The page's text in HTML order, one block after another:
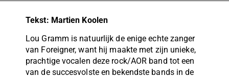
Tekst: Martien Koolen
Lou Gramm is natuurlijk de enige echte zanger
van Foreigner, want hij maakte met zijn unieke,
prachtige vocalen deze rock/AOR band tot een
van de succesvolste en bekendste bands in de